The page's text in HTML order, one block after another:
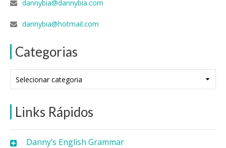
dannybia@dannybia.com
dannybia@hotmail.com
Categorias
Links Rápidos
Danny’s English Grammar